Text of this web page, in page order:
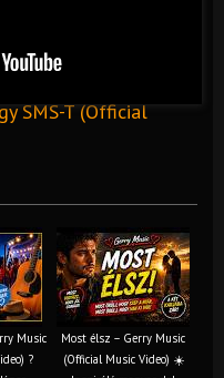
SMS-T (Official
Music
?
Most élsz – Gerry Music
(Official Music Video) ☀️